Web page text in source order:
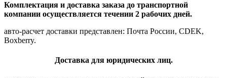
Комплектация и доставка заказа до транспортной
компании осуществляется течении 2 рабочих дней.
авто-расчет доставки представлен: Почта России, CDEK,
Boxberry.
Доставка для юридических лиц.